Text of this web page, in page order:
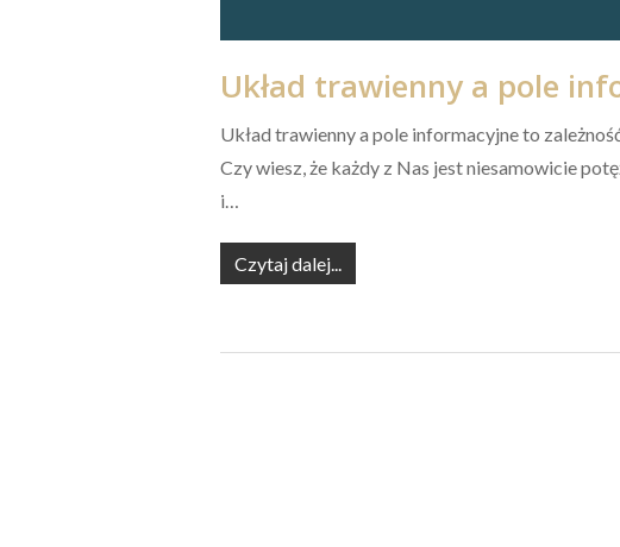
Układ trawienny a pole
Układ trawienny a pole informacyjne to
Czy wiesz, że każdy z Nas jest niesamowicie
i…
Czytaj dalej...